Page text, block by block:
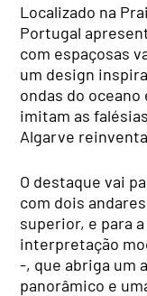
Localizado na
Portugal
com espaçosas
um design
ondas do
imitam as
Algarve
O destaque vai
com dois
superior, e para
interpretação
-, que abriga um
panorâmico e